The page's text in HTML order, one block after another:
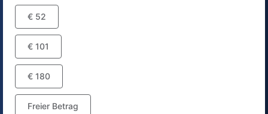
€ 52
€ 101
€ 180
Freier Betrag